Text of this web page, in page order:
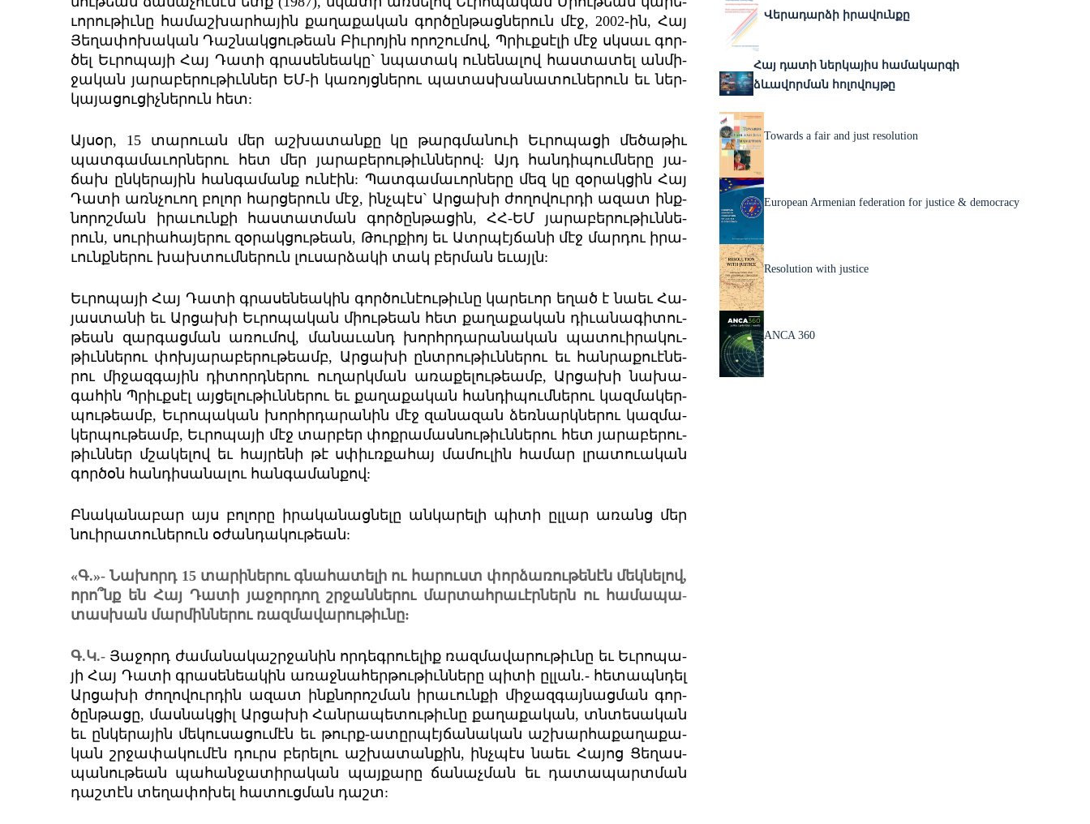
ւո­րու­թիւնը հա­մաշ­խար­հա­յին քա­ղա­քա­կան գոր­ծըն­թաց­նե­րուն մէջ, 2002-ին, Հայ
Յե­ղա­փո­խա­կան Դաշ­նակ­ցու­թեան Բիւ­րո­յին որո­շու­մով, Պրիւք­սէ­լի մէջ սկ­սաւ գոր­
ծել Եւ­րո­պա­յի Հայ Դա­տի գրա­սեն­եա­կը` նպա­տակ ու­նե­նա­լով հաս­տա­տել ան­մի­
ջա­կան յա­րա­բե­րու­թիւն­ներ ԵՄ-ի կա­ռոյց­նե­րու պա­տաս­խա­նա­տու­նե­րուն եւ ներ­
կա­յա­ցու­ցիչ­նե­րուն հետ:
Այ­սօր, 15 տար­ուան մեր աշ­խա­տան­քը կը թարգ­ման­ուի Եւ­րո­պա­ցի մե­ծա­թիւ
պատ­գա­մա­ւոր­նե­րու հետ մեր յա­րա­բե­րու­թիւն­նե­րով: Այդ հան­դիպում­նե­րը յա­
ճախ ըն­կե­րա­յին հան­գա­մանք ու­նէ­ին: Պատ­գա­մա­ւոր­նե­րը մեզ կը զօ­րակ­ցին Հայ
Դա­տի առն­չուող բո­լոր հար­ցե­րուն մէջ, ինչ­պէս` Ար­ցա­խի ժո­ղո­վուր­դի ազատ ինք­
նո­րոշ­ման իրա­ւուն­քի հաս­տատ­ման գոր­ծըն­թա­ցին, ՀՀ-ԵՄ յա­րա­բե­րու­թիւն­նե­
րուն, սուր­ի­ա­հա­յե­րու զօ­րակ­ցութ­եան, Թուրք­իոյ եւ Ատր­պէյ­ճա­նի մէջ մար­դու իրա­
ւունք­նե­րու խախ­տում­նե­րուն լու­սար­ձա­կի տակ բեր­ման եւայլն:
Եւ­րո­պա­յի Հայ Դա­տի գրա­սեն­եա­կին գոր­ծու­նէ­ու­թիւնը կա­րե­ւոր եղած է նա­եւ Հա­
յաս­տա­նի եւ Ար­ցա­խի Եւ­րո­պա­կան միու­թեան հետ քա­ղա­քա­կան դիւա­նա­գի­տու­
թեան զար­գաց­ման առու­մով, մա­նա­ւանդ խորհր­դա­րա­նա­կան պատ­ուի­րա­կու­
թիւն­նե­րու փոխ­յա­րա­բե­րութ­եամբ, Ար­ցա­խի ընտ­րու­թիւն­նե­րու եւ հան­րաք­ուէ­նե­
րու մի­ջազ­գա­յին դի­տորդ­նե­րու ու­ղարկ­ման առա­քե­լու­թեամբ, Ար­ցա­խի նա­խա­
գա­հին Պրիւք­սէլ այ­ցե­լու­թիւն­նե­րու եւ քա­ղա­քա­կան հան­դի­պում­նե­րու կազ­մա­կեր­
պու­թեամբ, Եւ­րո­պա­կան խորհր­դա­րա­նին մէջ զա­նա­զան ձեռ­նարկ­նե­րու կազ­մա­
կեր­պութ­եամբ, Եւ­րո­պա­յի մէջ տար­բեր փոք­րա­մաս­նու­թիւն­նե­րու հետ յա­րա­բե­րու­
թիւն­ներ մշա­կե­լով եւ հայ­րե­նի թէ սփիւռ­քա­հայ մա­մու­լին հա­մար լրատ­ուա­կան
գոր­ծօն հան­դի­սա­նա­լու հան­գա­ման­քով:
Բնա­կա­նա­բար այս բո­լո­րը իրա­կա­նաց­նե­լը ան­կա­րե­լի պի­տի ըլ­լար առանց մեր
նուի­րա­տու­նե­րուն օժան­դա­կու­թեան:
«Գ.»- Նա­խորդ 15 տա­րի­նե­րու գնա­հա­տե­լի ու հա­րուստ փոր­ձա­ռու­թե­նէն մեկ­նե­լով,
որո՞նք են Հայ Դա­տի յա­ջոր­դող շր­ջան­նե­րու մար­տահ­րա­ւէր­ներն ու հա­մա­պա­
տաս­խան մար­մին­նե­րու ռազ­մա­վա­րու­թիւնը:
Գ.Կ.- Յա­ջորդ ժա­մա­նա­կաշր­ջա­նին որ­դեգր­ուե­լիք ռազ­մա­վա­րու­թիւնը եւ Եւ­րո­պա­
յի Հայ Դա­տի գրա­սեն­եա­կին առաջ­նա­հեր­թու­թիւն­նե­րը պի­տի ըլ­լան.- հե­տապն­դել
Ար­ցա­խի ժո­ղո­վուր­դին ազատ ինք­նո­րոշ­ման իրա­ւուն­քի մի­ջազ­գայ­նաց­ման գոր­
ծըն­թա­ցը, մաս­նակ­ցիլ Ար­ցա­խի Հան­րա­պե­տու­թիւնը քա­ղա­քա­կան, տն­տե­սա­կան
եւ ըն­կե­րա­յին մե­կու­սա­ցու­մէն եւ թուրք-ատըր­պէյ­ճա­նա­կան աշ­խար­հա­քա­ղա­քա­
կան շր­ջա­փա­կու­մէն դուրս բե­րե­լու աշ­խա­տան­քին, ինչ­պէս նա­եւ Հա­յոց Ցե­ղաս­
պա­նու­թեան պա­հան­ջա­տի­րա­կան պայ­քա­րը ճա­նաչ­ման եւ դա­տա­պարտ­ման
դաշ­տէն տե­ղա­փո­խել հա­տուց­ման դաշտ:
Վերադարձի իրավունքը
Հայ դատի ներկայիս համակարգի
ձևավորման հոլովույթը
Towards a fair and just resolution
European Armenian federation for justice & democracy
Resolution with justice
ANCA 360